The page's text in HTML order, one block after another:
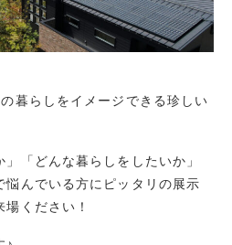
暮らしをイメージできる珍しい
」「どんな暮らしをしたいか」
悩んでいる方にピッタリの展示
ください！